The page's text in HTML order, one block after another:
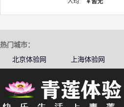
热门城市：
北京体验网
上海体验网